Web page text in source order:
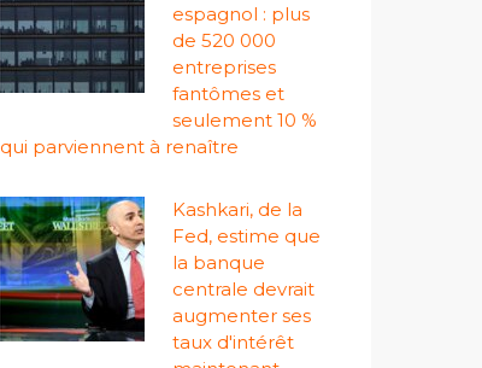
espagnol : plus
de 520 000
entreprises
fantômes et
seulement 10 %
qui parviennent à renaître
Kashkari, de la
Fed, estime que
la banque
centrale devrait
augmenter ses
taux d'intérêt